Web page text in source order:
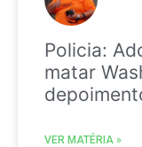
Policia:
matar
VER MATÉRIA »